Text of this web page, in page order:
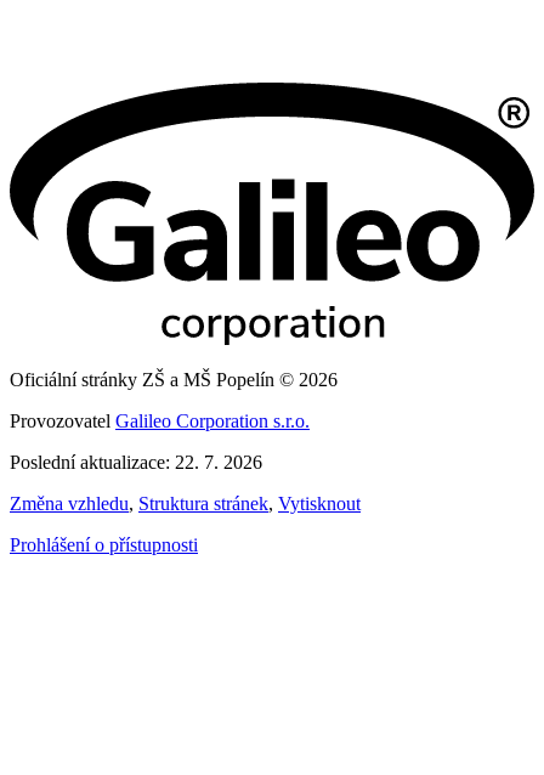
Oficiální stránky ZŠ a MŠ Popelín © 2026
Provozovatel Galileo Corporation s.r.o.
Poslední aktualizace: 22. 7. 2026
Změna vzhledu, Struktura stránek, Vytisknout
Prohlášení o přístupnosti